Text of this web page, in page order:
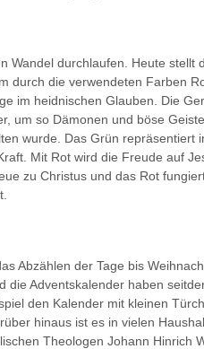
Wandel durchlaufen. Heute stellt
durch die verwendeten Farben
im heidnischen Glauben. Die
um so Dämonen und böse
wurde. Das Grün repräsentiert
Mit Rot wird die Freude auf
zu Christus und das Rot
Abzählen der Tage bis
die Adventskalender haben
den Kalender mit kleinen
hinaus ist es in vielen
Theologen Johann Hinrich